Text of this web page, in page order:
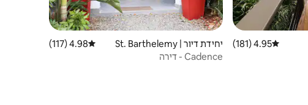
דירוג ממוצע של 4.95 מתוך 5, 181 ביקורות
4.95 (181)
יחידת דיור | St. Barthelemy דירוג ממוצע של 4.98 מתוך 5, 117 ביקורות
4.98 (117)
Cadence - דירה